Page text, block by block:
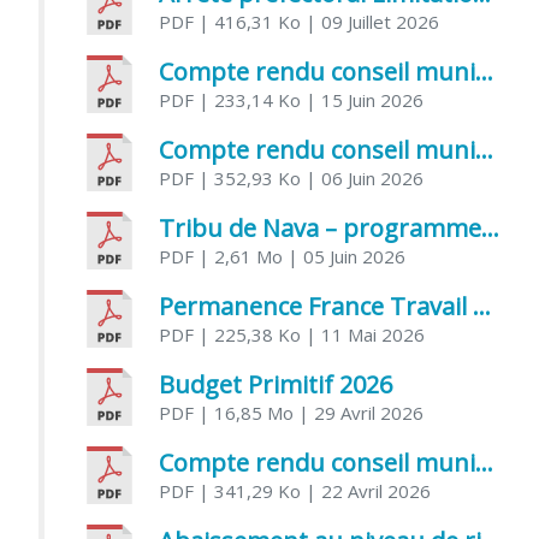
PDF | 416,31 Ko | 09 Juillet 2026
Compte rendu conseil municipal 5 juin 2026 sénatoriale
PDF | 233,14 Ko | 15 Juin 2026
Compte rendu conseil municipal – 21 avril 2026
PDF | 352,93 Ko | 06 Juin 2026
Tribu de Nava – programme et inscriptions été 2026
PDF | 2,61 Mo | 05 Juin 2026
Permanence France Travail au CCAS de Saujon Juin 2026
PDF | 225,38 Ko | 11 Mai 2026
Budget Primitif 2026
PDF | 16,85 Mo | 29 Avril 2026
Compte rendu conseil municipal – 7 avril 2026
PDF | 341,29 Ko | 22 Avril 2026